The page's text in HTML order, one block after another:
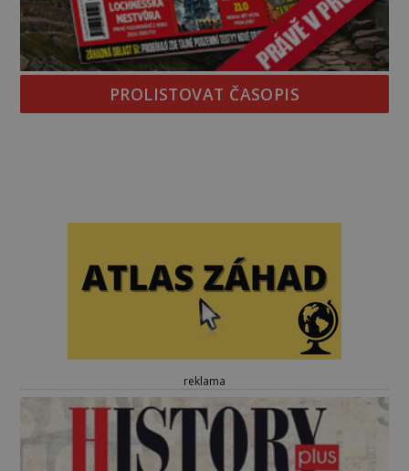
PROLISTOVAT ČASOPIS
reklama